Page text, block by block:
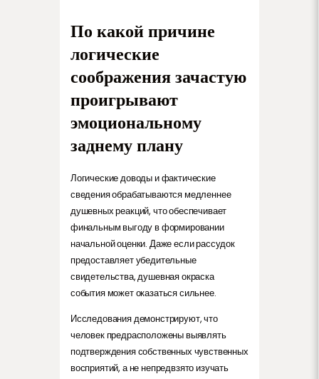
По какой причине
логические
соображения зачастую
проигрывают
эмоциональному
заднему плану
Логические доводы и фактические
сведения обрабатываются медленнее
душевных реакций, что обеспечивает
финальным выгоду в формировании
начальной оценки. Даже если рассудок
предоставляет убедительные
свидетельства, душевная окраска
события может оказаться сильнее.
Исследования демонстрируют, что
человек предрасположены выявлять
подтверждения собственных чувственных
восприятий, а не непредвзято изучать